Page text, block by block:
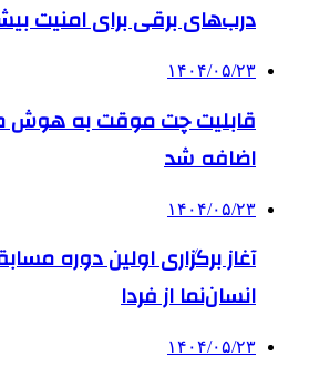
درب‌های برقی برای امنیت
۱۴۰۴/۰۵/۲۳
قابلیت چت موقت به
اضافه شد
۱۴۰۴/۰۵/۲۳
آغاز برگزاری اولین دوره
انسان‌نما از فردا
۱۴۰۴/۰۵/۲۳